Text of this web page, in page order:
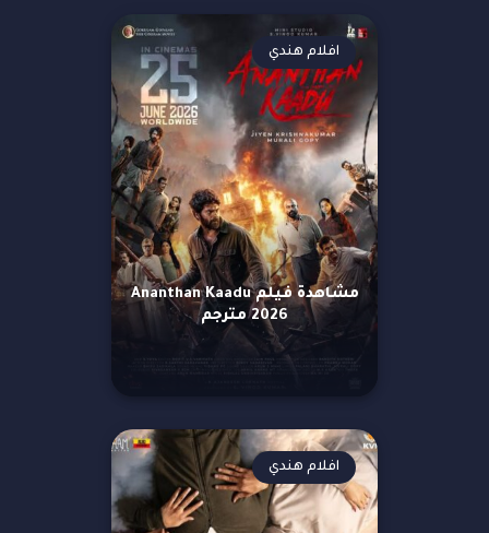
مشاهدة فيلم Ananthan Kaadu
2026 مترجم
افلام هندي
افلام هندي